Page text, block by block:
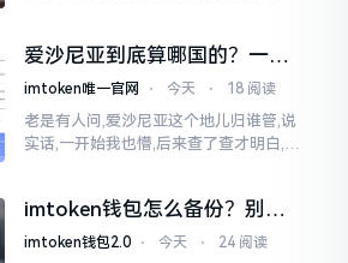
能成功到账
爱沙尼亚到底算哪国的？一文
说清楚这个波罗的海小国
imtoken唯一官网 ⋅ 今天 ⋅ 18 阅读
老是有人问,爱沙尼亚这个地儿归谁管,说
实话,一开始我也懵,后来查了查才明白,爱
就是芬兰。
imtoken钱包怎么备份？别等
丢了才后悔
imtoken钱包2.0 ⋅ 今天 ⋅ 24 阅读